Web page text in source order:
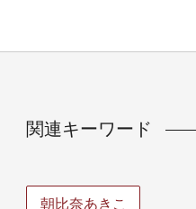
関連キーワード
朝比奈あきこ